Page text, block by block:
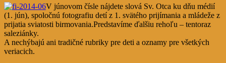
V júnovom čísle nájdete slová Sv. Otca ku dňu médií
(1. jún), spoločnú fotografiu detí z 1. svätého prijímania a mládeže z
prijatia sviatosti birmovania.Predstavíme ďalšiu rehoľu – tentoraz
saleziánky.
A nechýbajú ani tradičné rubriky pre deti a oznamy pre všetkých
veriacich.